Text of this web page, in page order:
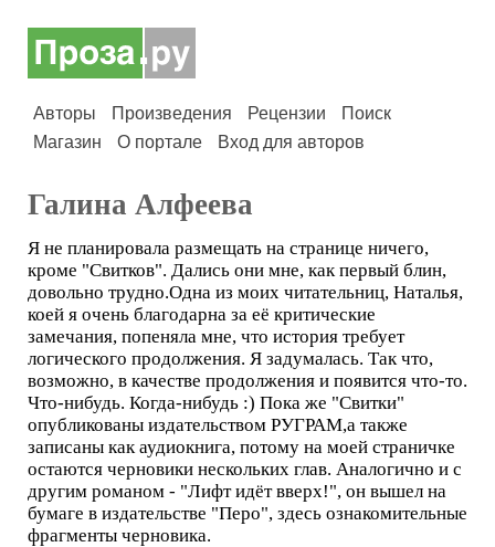
Авторы Произведения Рецензии
Поиск
Магазин
О портале Вход для авторов
Галина Алфеева
Я не планировала размещать на странице ничего,
кроме "Свитков". Дались они мне, как первый блин,
довольно трудно.Одна из моих читательниц, Наталья,
коей я очень благодарна за её критические
замечания, попеняла мне, что история требует
логического продолжения. Я задумалась. Так что,
возможно, в качестве продолжения и появится что-то.
Что-нибудь. Когда-нибудь :) Пока же "Свитки"
опубликованы издательством РУГРАМ,а также
записаны как аудиокнига, потому на моей страничке
остаются черновики нескольких глав. Аналогично и с
другим романом - "Лифт идёт вверх!", он вышел на
бумаге в издательстве "Перо", здесь ознакомительные
фрагменты черновика.